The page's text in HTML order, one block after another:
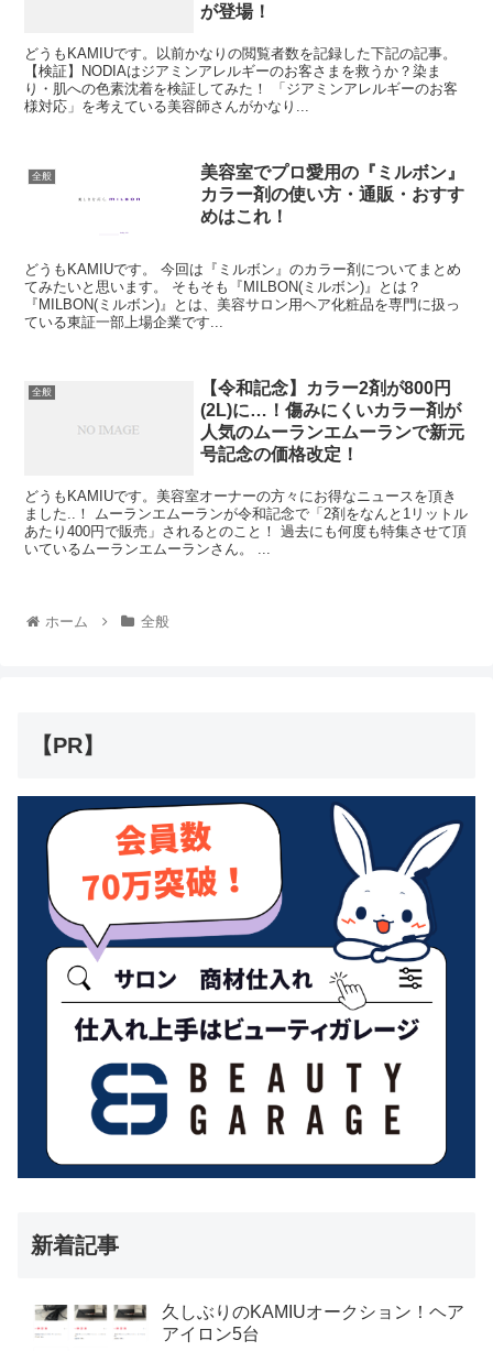
が登場！
どうもKAMIUです。以前かなりの閲覧者数を記録した下記の記事。
【検証】NODIAはジアミンアレルギーのお客さまを救うか？染ま
り・肌への色素沈着を検証してみた！ 「ジアミンアレルギーのお客
様対応」を考えている美容師さんがかなり...
全般
美容室でプロ愛用の『ミルボン』
カラー剤の使い方・通販・おすす
めはこれ！
どうもKAMIUです。 今回は『ミルボン』のカラー剤についてまとめ
てみたいと思います。 そもそも『MILBON(ミルボン)』とは？
『MILBON(ミルボン)』とは、美容サロン用ヘア化粧品を専門に扱っ
ている東証一部上場企業です...
全般
【令和記念】カラー2剤が800円
(2L)に…！傷みにくいカラー剤が
人気のムーランエムーランで新元
号記念の価格改定！
どうもKAMIUです。美容室オーナーの方々にお得なニュースを頂き
ました..！ ムーランエムーランが令和記念で「2剤をなんと1リットル
あたり400円で販売」されるとのこと！ 過去にも何度も特集させて頂
いているムーランエムーランさん。 ...
ホーム 全般
【PR】
新着記事
久しぶりのKAMIUオークション！ヘア
アイロン5台